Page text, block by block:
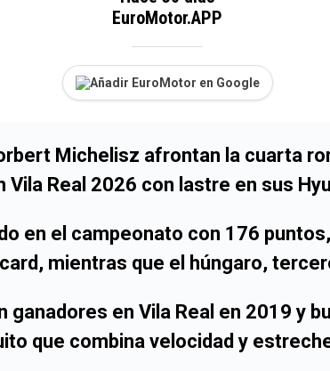
EuroMotor.APP
Añadir EuroMotor en Google
Michelisz afrontan la cuarta
Vila Real 2026 con lastre en sus
en el campeonato con 176
mientras que el húngaro,
ganadores en Vila Real en 2019 y
que combina velocidad y